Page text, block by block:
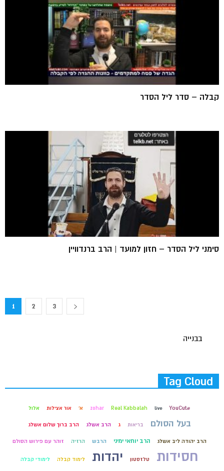
קבלה – סדר ליל הסדר
סימני ליל הסדר – חזון למועד | הרב ברנדוויין
1 2 3
בבנייה
Tag Cloud
#YouCut
live
Real Kabbalah
zohar א' אור אצילות אלול
בעל הסולם בריאות ג הרב אשלג הרב ברוך שלום אשלג
הרב יהודה ליב אשלג הרב יוחאי ימיני הרבש הרזיה זוהר עם פירוש הסולם
חסידות טלזסטון יהדות לימוד קבלה לימודי קבלה